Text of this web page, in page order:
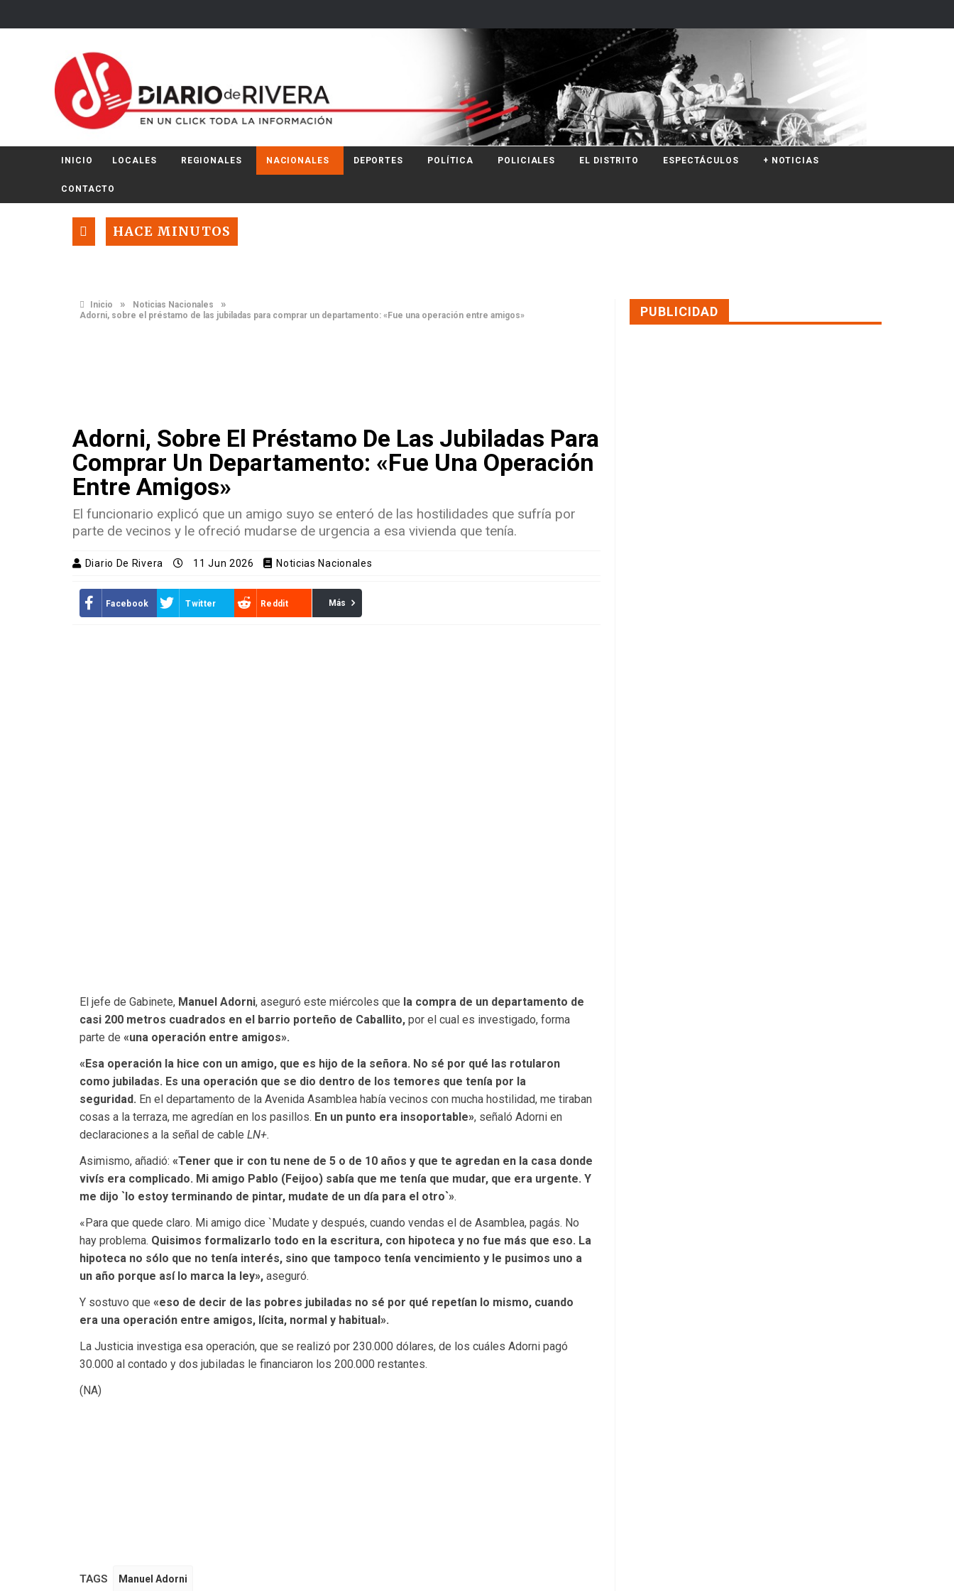
INICIO LOCALES REGIONALES NACIONALES DEPORTES POLÍTICA POLICIALES EL DISTRITO ESPECTÁCULOS + NOTICIAS
CONTACTO
HACE MINUTOS
Inicio » Noticias Nacionales »
Adorni, sobre el préstamo de las jubiladas para comprar un departamento: «Fue una operación entre amigos»
Adorni, Sobre El Préstamo De Las Jubiladas Para
Comprar Un Departamento: «Fue Una Operación
Entre Amigos»
El funcionario explicó que un amigo suyo se enteró de las hostilidades que sufría por
parte de vecinos y le ofreció mudarse de urgencia a esa vivienda que tenía.
Diario De Rivera 11 Jun 2026 Noticias Nacionales
Facebook Twitter Reddit Más
El jefe de Gabinete, Manuel Adorni, aseguró este miércoles que la compra de un departamento de
casi 200 metros cuadrados en el barrio porteño de Caballito, por el cual es investigado, forma
parte de «una operación entre amigos».
«Esa operación la hice con un amigo, que es hijo de la señora. No sé por qué las rotularon
como jubiladas. Es una operación que se dio dentro de los temores que tenía por la
seguridad. En el departamento de la Avenida Asamblea había vecinos con mucha hostilidad, me tiraban
cosas a la terraza, me agredían en los pasillos. En un punto era insoportable», señaló Adorni en
declaraciones a la señal de cable LN+.
Asimismo, añadió: «Tener que ir con tu nene de 5 o de 10 años y que te agredan en la casa donde
vivís era complicado. Mi amigo Pablo (Feijoo) sabía que me tenía que mudar, que era urgente. Y
me dijo `lo estoy terminando de pintar, mudate de un día para el otro`».
«Para que quede claro. Mi amigo dice `Mudate y después, cuando vendas el de Asamblea, pagás. No
hay problema. Quisimos formalizarlo todo en la escritura, con hipoteca y no fue más que eso. La
hipoteca no sólo que no tenía interés, sino que tampoco tenía vencimiento y le pusimos uno a
un año porque así lo marca la ley», aseguró.
Y sostuvo que «eso de decir de las pobres jubiladas no sé por qué repetían lo mismo, cuando
era una operación entre amigos, lícita, normal y habitual».
La Justicia investiga esa operación, que se realizó por 230.000 dólares, de los cuáles Adorni pagó
30.000 al contado y dos jubiladas le financiaron los 200.000 restantes.
(NA)
TAGS Manuel Adorni
PUBLICIDAD